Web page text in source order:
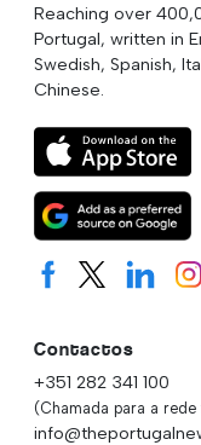
Reaching over
Portugal, written in
Swedish, Spanish,
Chinese.
Contactos
+351 282 341 100
(Chamada para a rede